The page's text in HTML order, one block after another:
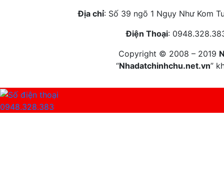
Địa chỉ: Số 39 ngõ 1 Ngụy Như Kom
Điện Thoại:
Copyright © 2008 – 2019
“Nhadatchinhchu.net.vn”
0948.328.383